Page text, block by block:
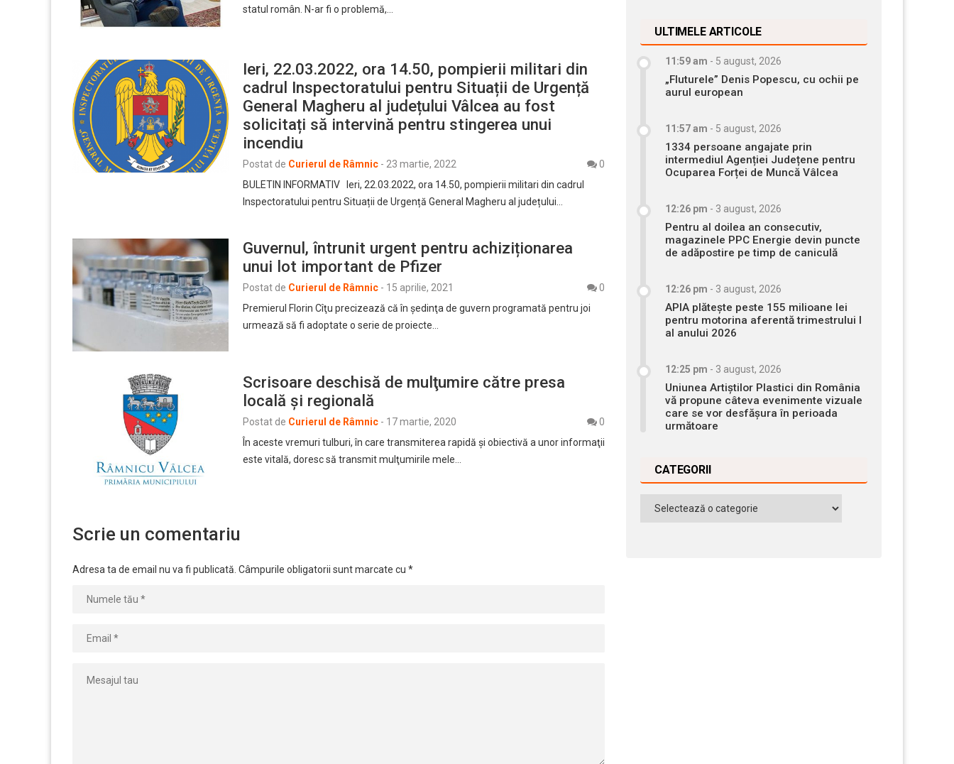
statul român. N-ar fi o problemă,…
Ieri, 22.03.2022, ora 14.50, pompierii militari din
cadrul Inspectoratului pentru Situații de Urgență
General Magheru al județului Vâlcea au fost
solicitați să intervină pentru stingerea unui
incendiu
Postat de Curierul de Râmnic - 23 martie, 2022
0
BULETIN INFORMATIV Ieri, 22.03.2022, ora 14.50, pompierii militari din cadrul
Inspectoratului pentru Situații de Urgență General Magheru al județului…
Guvernul, întrunit urgent pentru achiziționarea
unui lot important de Pfizer
Postat de Curierul de Râmnic - 15 aprilie, 2021
0
Premierul Florin Cîţu precizează că în şedinţa de guvern programată pentru joi
urmează să fi adoptate o serie de proiecte…
Scrisoare deschisă de mulţumire către presa
locală şi regională
Postat de Curierul de Râmnic - 17 martie, 2020
0
În aceste vremuri tulburi, în care transmiterea rapidă şi obiectivă a unor informaţii
este vitală, doresc să transmit mulţumirile mele…
Scrie un comentariu
Adresa ta de email nu va fi publicată. Câmpurile obligatorii sunt marcate cu *
ULTIMELE ARTICOLE
11:59 am - 5 august, 2026
„Fluturele” Denis Popescu, cu ochii pe
aurul european
11:57 am - 5 august, 2026
1334 persoane angajate prin
intermediul Agenției Județene pentru
Ocuparea Forței de Muncă Vâlcea
12:26 pm - 3 august, 2026
Pentru al doilea an consecutiv,
magazinele PPC Energie devin puncte
de adăpostire pe timp de caniculă
12:26 pm - 3 august, 2026
APIA plătește peste 155 milioane lei
pentru motorina aferentă trimestrului I
al anului 2026
12:25 pm - 3 august, 2026
Uniunea Artiștilor Plastici din România
vă propune câteva evenimente vizuale
care se vor desfășura în perioada
următoare
CATEGORII
Categorii